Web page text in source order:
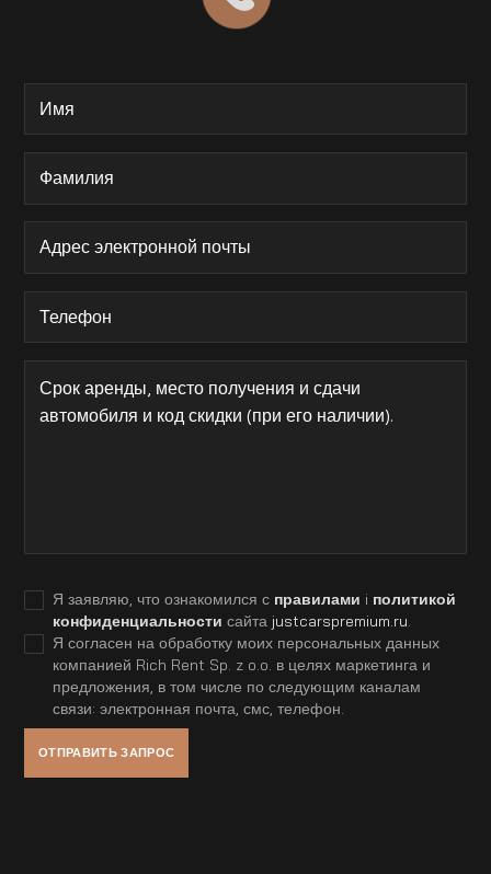
Я заявляю, что ознакомился с правилами i политикой
конфиденциальности сайта justcarspremium.ru
Я согласен на обработку моих персональных данных
компанией Rich Rent Sp. z o.o. в целях маркетинга и
предложения, в том числе по следующим каналам
связи: электронная почта, смс, телефон.